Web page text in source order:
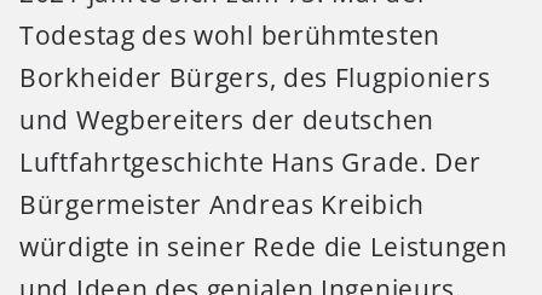
Todestag des wohl berühmtesten
Borkheider Bürgers, des Flugpioniers
und Wegbereiters der deutschen
Luftfahrtgeschichte Hans Grade. Der
Bürgermeister Andreas Kreibich
würdigte in seiner Rede die Leistungen